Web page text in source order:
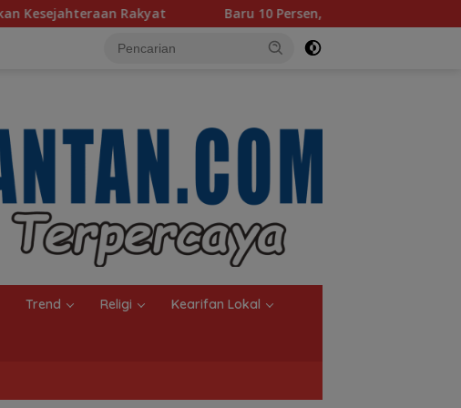
Baru 10 Persen, Aktivasi IKD Banjarmasin Didorong Tuntas 90
Trend Religi Kearifan Lokal